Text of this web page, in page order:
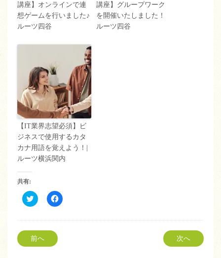
講座】オンラインで連
想ゲームを行いました♪
ルーツ四谷
講座】グループワーク
を開催いたしました！
ルーツ四谷
【IT業界志望必須】ビ
ジネスで使用するカタ
カナ用語を覚えよう！|
ルーツ横浜関内
共有:
ク
リ
し
て
Twitter
で
共
Facebook
で
す
前へ 次へ